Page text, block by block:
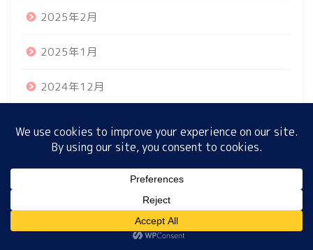
2025年2月
2025年1月
2024年12月
2024年10月
プロフィール サイトマップ